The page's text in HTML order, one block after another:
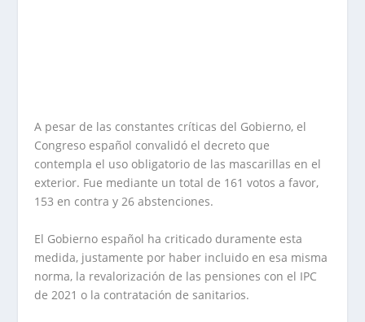
A pesar de las constantes críticas del Gobierno, el
Congreso español convalidó el decreto que
contempla el uso obligatorio de las mascarillas en el
exterior. Fue mediante un total de 161 votos a favor,
153 en contra y 26 abstenciones.
El Gobierno español ha criticado duramente esta
medida, justamente por haber incluido en esa misma
norma, la revalorización de las pensiones con el IPC
de 2021 o la contratación de sanitarios.